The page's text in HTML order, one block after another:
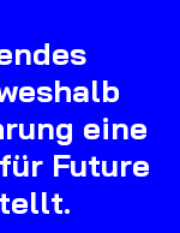
eine
Future